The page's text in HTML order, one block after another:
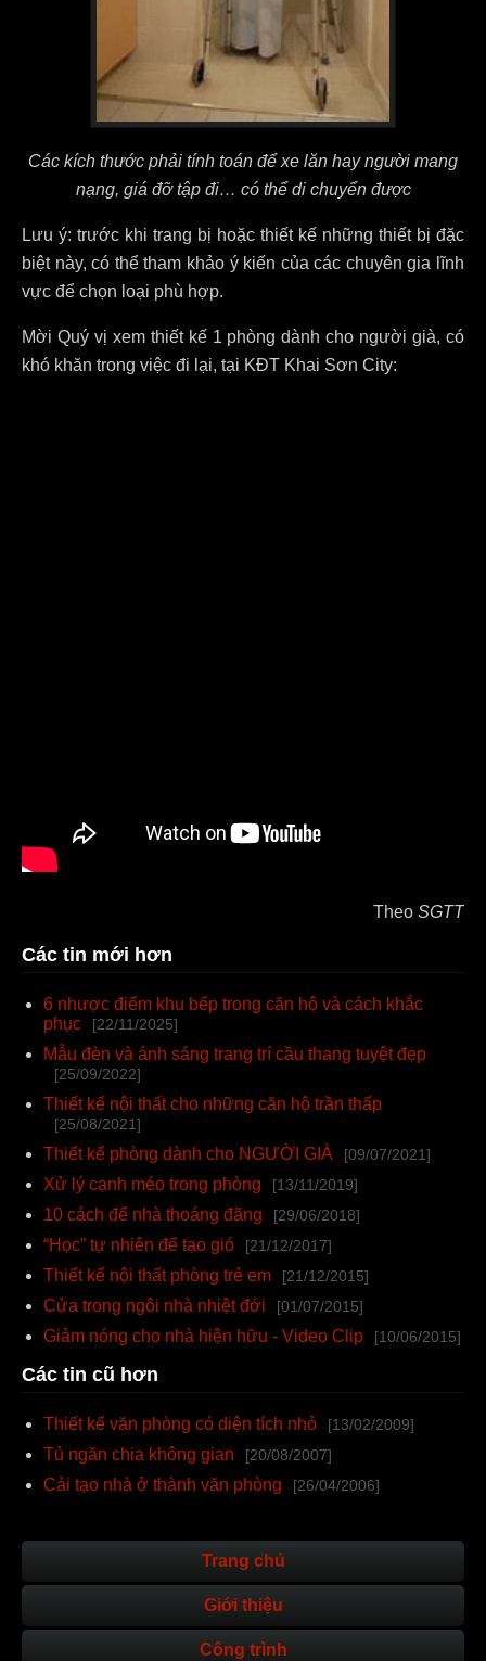
Các kích thước phải tính toán để xe lăn hay người mang
nạng, giá đỡ tập đi… có thể di chuyển được
Lưu ý: trước khi trang bị hoặc thiết kế những thiết bị đặc
biệt này, có thể tham khảo ý kiến của các chuyên gia lĩnh
vực để chọn loại phù hợp.
Mời Quý vị xem thiết kế 1 phòng dành cho người già, có
khó khăn trong việc đi lại, tại KĐT Khai Sơn City:
Theo SGTT
Các tin mới hơn
6 nhược điểm khu bếp trong căn hộ và cách khắc
phục
[22/11/2025]
Mẫu đèn và ánh sáng trang trí cầu thang tuyệt đẹp
[25/09/2022]
Thiết kế nội thất cho những căn hộ trần thấp
[25/08/2021]
Thiết kế phòng dành cho NGƯỜI GIÀ [09/07/2021]
Xử lý cạnh méo trong phòng [13/11/2019]
10 cách để nhà thoáng đãng [29/06/2018]
“Học” tự nhiên để tạo gió [21/12/2017]
Thiết kế nội thất phòng trẻ em [21/12/2015]
Cửa trong ngôi nhà nhiệt đới [01/07/2015]
Giảm nóng cho nhà hiện hữu - Video Clip [10/06/2015]
Các tin cũ hơn
Thiết kế văn phòng có diện tích nhỏ [13/02/2009]
Tủ ngăn chia không gian [20/08/2007]
Cải tạo nhà ở thành văn phòng [26/04/2006]
Trang chủ
Giới thiệu
Công trình